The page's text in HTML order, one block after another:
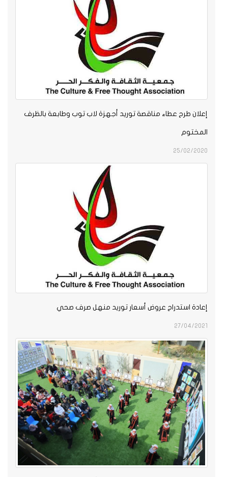
إعلان طرح عطاء مناقصة توريد أجهزة لاب توب وطابعة بالظرف
المختوم
25/02/2020
إعادة استدراج عروض أسعار توريد منهل صرف صحي
27/04/2021